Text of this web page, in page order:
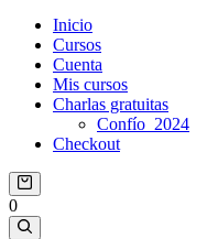
Inicio
Cursos
Cuenta
Mis cursos
Charlas gratuitas
Confío_2024
Checkout
0